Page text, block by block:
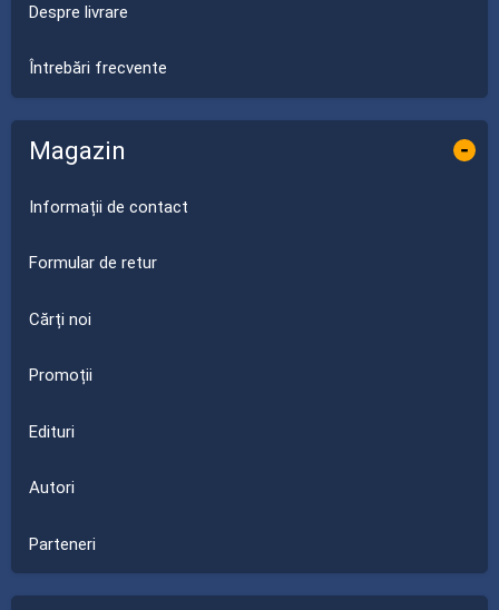
Despre livrare
Întrebări frecvente
Magazin -
Informații de contact
Formular de retur
Cărți noi
Promoții
Edituri
Autori
Parteneri